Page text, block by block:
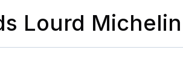
Lourd Michelin